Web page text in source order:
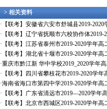
> 相关资料
· 【联考】安徽省六安市舒城县2019-
· 【联考】辽宁省抚顺市六校协作体
· 【联考】江苏省泰州市2019-2020学年
· 【联考】湖北省十堰市2019-2020学年
·重庆市黔江新 华中学校2019_2020学年
· 【联考】四川省攀枝花市2019-2020学
·海南省海口市第四中学2019-2020学年
· 【联考】广东省清远市2019—2020学年
· 【联考】北京市西城区2019-2020学年